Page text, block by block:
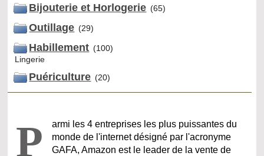
Bijouterie et Horlogerie (65)
Outillage (29)
Habillement (100)
Lingerie
Puériculture (20)
P
armi les 4 entreprises les plus puissantes du
monde de l'internet désigné par l'acronyme
GAFA, Amazon est le leader de la vente de